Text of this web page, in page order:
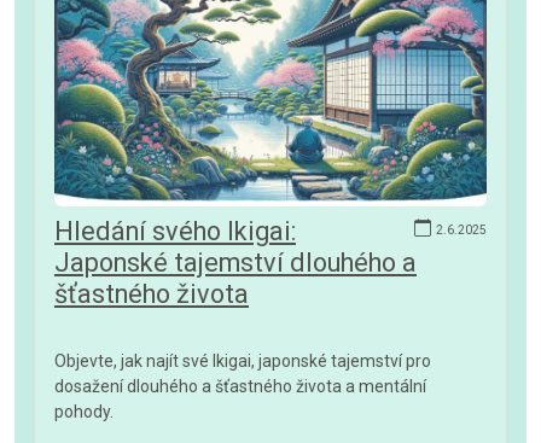
2.6.2025
Hledání svého Ikigai:
Japonské tajemství dlouhého a
šťastného života
Objevte, jak najít své Ikigai, japonské tajemství pro
dosažení dlouhého a šťastného života a mentální
pohody.